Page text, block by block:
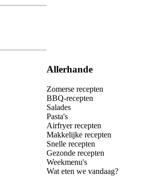
Allerhande
Zomerse recepten
BBQ-recepten
Salades
Pasta's
Airfryer recepten
Makkelijke recepten
Snelle recepten
Gezonde recepten
Weekmenu's
Wat eten we vandaag?